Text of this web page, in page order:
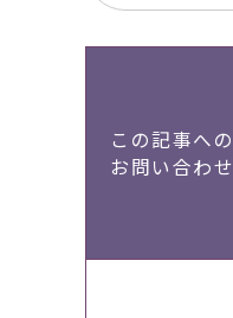
この記事への
お問い合わせ